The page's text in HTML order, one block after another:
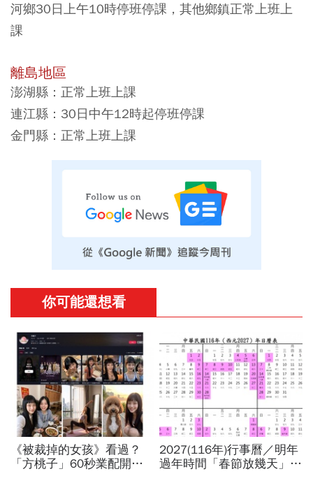
河鄉30日上午10時停班停課，其他鄉鎮正常上班上
課
離島地區
澎湖縣：正常上班上課
連江縣：30日中午12時起停班停課
金門縣：正常上班上課